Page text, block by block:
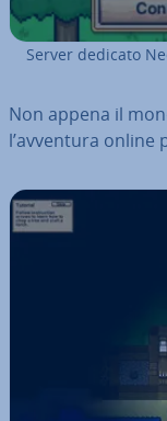
Server dedicato
Non appena il
l’avventura online